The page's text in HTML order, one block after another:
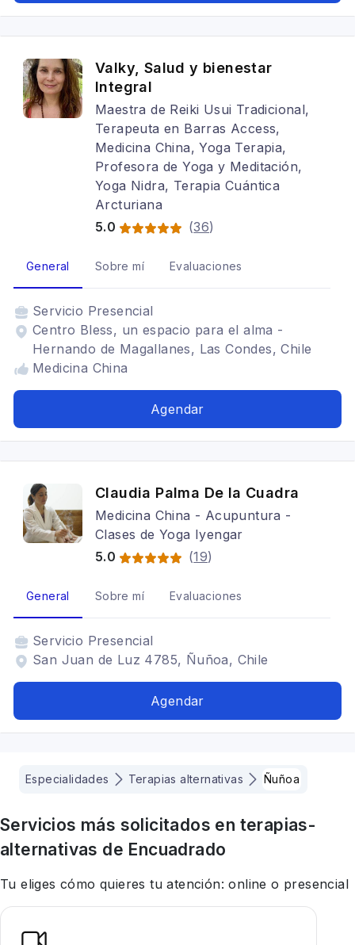
Valky, Salud y bienestar
Integral
Maestra de Reiki Usui Tradicional,
Terapeuta en Barras Access,
Medicina China, Yoga Terapia,
Profesora de Yoga y Meditación,
Yoga Nidra, Terapia Cuántica
Arcturiana
5.0
(36)
General Sobre mí Evaluaciones
Servicio Presencial
Centro Bless, un espacio para el alma -
Hernando de Magallanes, Las Condes, Chile
Medicina China
Agendar
Claudia Palma De la Cuadra
Medicina China - Acupuntura -
Clases de Yoga Iyengar
5.0
(19)
General Sobre mí Evaluaciones
Servicio Presencial
San Juan de Luz 4785, Ñuñoa, Chile
Agendar
Especialidades Terapias alternativas Ñuñoa
Servicios más solicitados en terapias-
alternativas de Encuadrado
Tu eliges cómo quieres tu atención: online o presencial